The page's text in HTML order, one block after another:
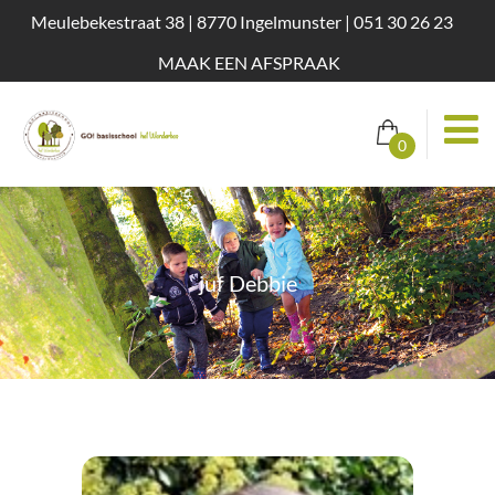
Meulebekestraat 38 | 8770 Ingelmunster | 051 30 26 23
MAAK EEN AFSPRAAK
0
juf Debbie